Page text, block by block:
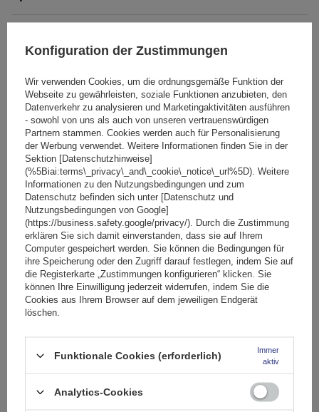
Lieferung
Stelle eine Frage
Bewertungen(0)
Ihre Bewertung schreiben
Ihre Note:
5/5
Inhalt Ihrer Bewertung
Konfiguration der Zustimmungen
Wir verwenden Cookies, um die ordnungsgemäße Funktion der
Webseite zu gewährleisten, soziale Funktionen anzubieten, den
Datenverkehr zu analysieren und Marketingaktivitäten ausführen
- sowohl von uns als auch von unseren vertrauenswürdigen
Partnern stammen. Cookies werden auch für Personalisierung
der Werbung verwendet. Weitere Informationen finden Sie in der
Sektion [Datenschutzhinweise]
(%5Biai:terms\_privacy\_and\_cookie\_notice\_url%5D). Weitere
Informationen zu den Nutzungsbedingungen und zum
Datenschutz befinden sich unter [Datenschutz und
Nutzungsbedingungen von Google]
(https://business.safety.google/privacy/). Durch die Zustimmung
erklären Sie sich damit einverstanden, dass sie auf Ihrem
Computer gespeichert werden. Sie können die Bedingungen für
ihre Speicherung oder den Zugriff darauf festlegen, indem Sie auf
die Registerkarte „Zustimmungen konfigurieren“ klicken. Sie
können Ihre Einwilligung jederzeit widerrufen, indem Sie die
Cookies aus Ihrem Browser auf dem jeweiligen Endgerät
löschen.
Funktionale Cookies (erforderlich)
Immer
aktiv
Analytics-Cookies